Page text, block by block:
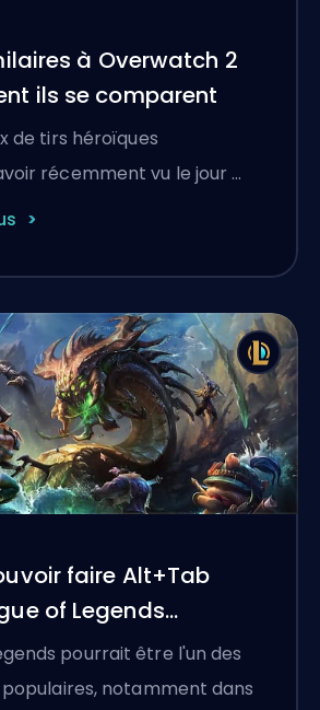
à Overwatch 2
ils se comparent
de tirs héroïques
récemment vu le jour …
faire Alt+Tab
of Legends
pourrait être l'un des
populaires, notamment dans